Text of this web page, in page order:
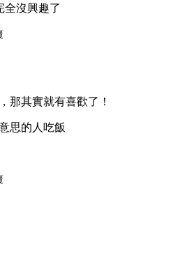
全沒興趣了
那其實就有喜歡了！
思的人吃飯